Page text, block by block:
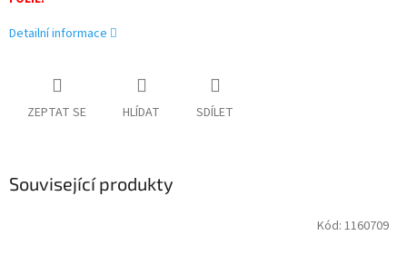
Detailní informace
ZEPTAT SE HLÍDAT SDÍLET
Související produkty
Kód: 1160709